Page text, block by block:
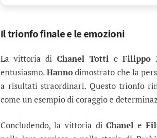
Il trionfo finale e le emozioni
La vittoria di Chanel Totti eFilippo
entusiasmo.Hannodimostrato che la
a risultati straordinari. Questo trionfo
come un esempio di coraggio e
Concludendo, la vittoria diChanel e